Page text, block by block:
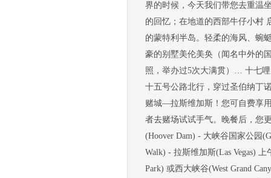
界的时候，今天我们带您去重温
的回忆；在地道的西部牛仔小村
的蒙特利半岛。轻柔的海风、蜿
豪的别墅美伦美奂（闻名中外的
照，举办过5次大满贯）… 十七哩
十五号公路北行，穿过圣伯纳丁
赌城—拉斯维加斯！您可自费享
者去赌场试试手气。晚餐后，您
(Hoover Dam) - 大峡谷国家公园
Walk) - 拉斯维加斯(Las Vegas)
Park) 或西大峡谷(West Grand